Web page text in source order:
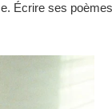
Écrire ses